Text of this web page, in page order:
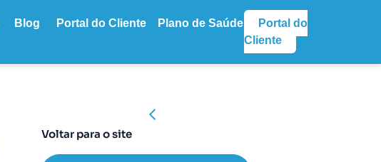
Blog Portal do Cliente Plano de Saúde
Portal do
Cliente
Voltar para o site